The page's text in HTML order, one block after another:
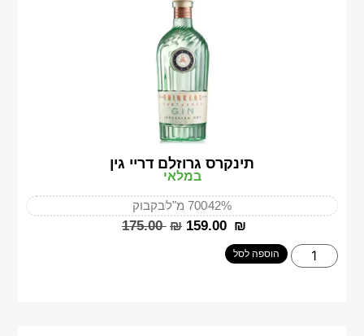
תינקרס גרוזלם דריי גין
במלאי
42%700 מ"ל בקבוק
‎175.00 ₪ ‎159.00 ₪
הוספה לסל